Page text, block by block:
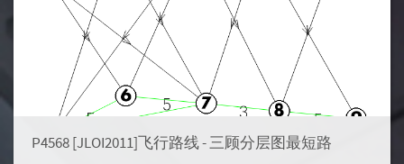
P4568 [JLOI2011]飞行路线 - 三顾分层图最短路